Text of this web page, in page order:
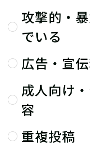
攻撃的・
でいる
広告・宣
成人向け
容
重複投稿